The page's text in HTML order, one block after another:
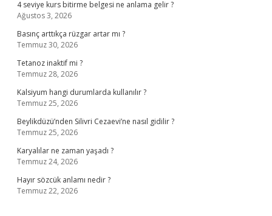
4 seviye kurs bitirme belgesi ne anlama gelir ?
Ağustos 3, 2026
Basınç arttıkça rüzgar artar mı ?
Temmuz 30, 2026
Tetanoz inaktif mi ?
Temmuz 28, 2026
Kalsiyum hangi durumlarda kullanılır ?
Temmuz 25, 2026
Beylikdüzü’nden Silivri Cezaevi’ne nasıl gidilir ?
Temmuz 25, 2026
Karyalılar ne zaman yaşadı ?
Temmuz 24, 2026
Hayır sözcük anlamı nedir ?
Temmuz 22, 2026